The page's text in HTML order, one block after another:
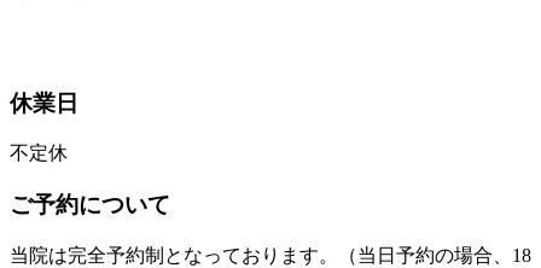
休業日
不定休
ご予約について
当院は完全予約制となっております。（当日予約の場合、18